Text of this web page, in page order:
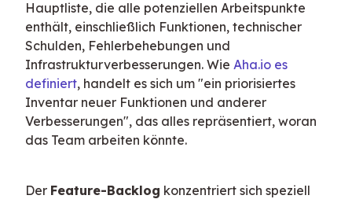
Hauptliste, die alle potenziellen Arbeitspunkte
enthält, einschließlich Funktionen, technischer
Schulden, Fehlerbehebungen und
Infrastrukturverbesserungen. Wie Aha.io es
definiert, handelt es sich um "ein priorisiertes
Inventar neuer Funktionen und anderer
Verbesserungen", das alles repräsentiert, woran
das Team arbeiten könnte.
Der Feature-Backlog konzentriert sich speziell